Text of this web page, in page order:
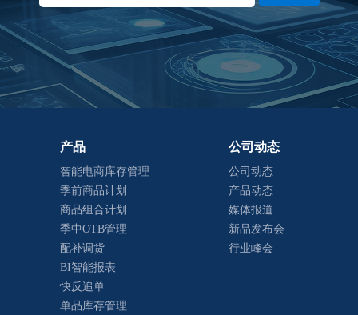
产品
智能电商库存管理
季前商品计划
商品组合计划
季中OTB管理
配补调货
BI智能报表
快反追单
单品库存管理
公司动态
公司动态
产品动态
媒体报道
新品发布会
行业峰会